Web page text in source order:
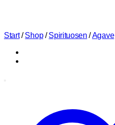
Start / Shop / Spirituosen /Agave